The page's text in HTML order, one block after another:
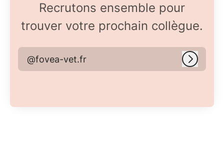
Recrutons ensemble pour
trouver votre prochain collègue.
@fovea-vet.fr